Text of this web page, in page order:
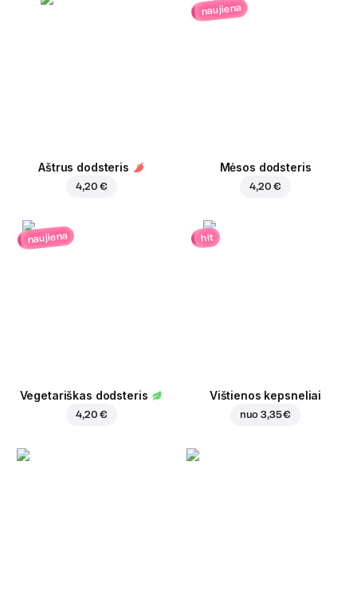
Aštrus dodsteris
4,20 €
naujiena
Mėsos dodsteris
4,20 €
naujiena
Vegetariškas dodsteris
4,20 €
hit
Vištienos kepsneliai
nuo3,35 €